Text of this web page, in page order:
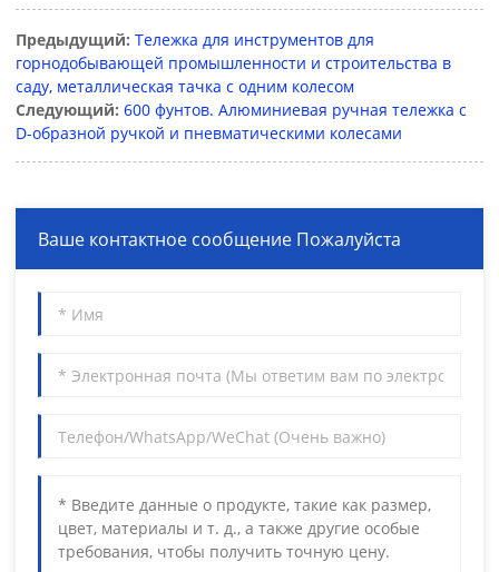
Предыдущий: Тележка для инструментов для
горнодобывающей промышленности и строительства в
саду, металлическая тачка с одним колесом
Следующий: 600 фунтов. Алюминиевая ручная тележка с
D-образной ручкой и пневматическими колесами
Ваше контактное сообщение Пожалуйста